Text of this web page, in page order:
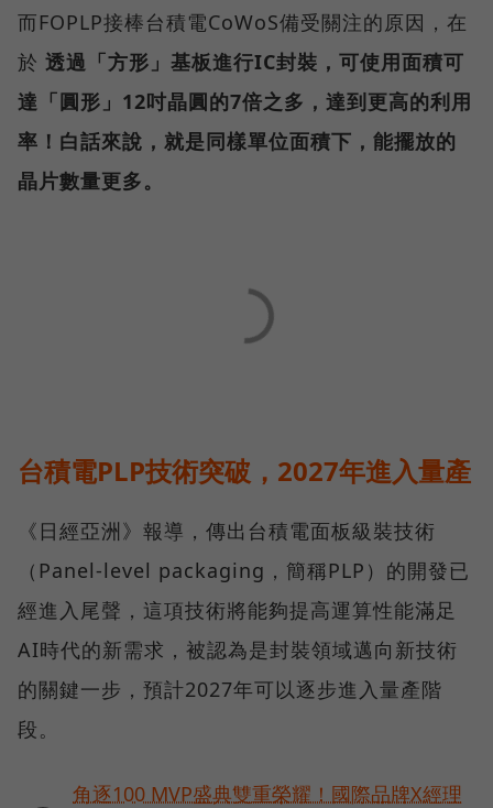
而FOPLP接棒台積電CoWoS備受關注的原因，在
於 透過「方形」基板進行IC封裝，可使用面積可
達「圓形」12吋晶圓的7倍之多，達到更高的利用
率！白話來說，就是同樣單位面積下，能擺放的
晶片數量更多。
台積電PLP技術突破，2027年進入量產
《日經亞洲》報導，傳出台積電面板級裝技術
（Panel-level packaging，簡稱PLP）的開發已
經進入尾聲，這項技術將能夠提高運算性能滿足
AI時代的新需求，被認為是封裝領域邁向新技術
的關鍵一步，預計2027年可以逐步進入量產階
段。
角逐100 MVP盛典雙重榮耀！國際品牌X經理